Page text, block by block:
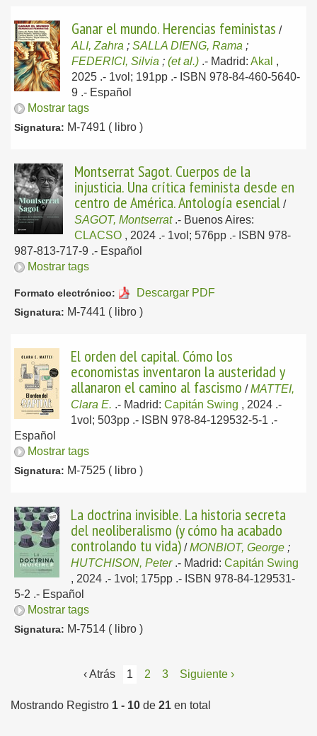
Ganar el mundo. Herencias feministas /
ALI, Zahra ; SALLA DIENG, Rama ;
FEDERICI, Silvia ; (et al.) .- Madrid: Akal ,
2025 .- 1vol; 191pp .- ISBN 978-84-460-5640-
9 .- Español
Mostrar tags
Signatura: M-7491 ( libro )
Montserrat Sagot. Cuerpos de la
injusticia. Una crítica feminista desde en
centro de América. Antología esencial /
SAGOT, Montserrat .- Buenos Aires:
CLACSO , 2024 .- 1vol; 576pp .- ISBN 978-
987-813-717-9 .- Español
Mostrar tags
Formato electrónico: Descargar PDF
Signatura: M-7441 ( libro )
El orden del capital. Cómo los
economistas inventaron la austeridad y
allanaron el camino al fascismo /MATTEI,
Clara E. .- Madrid: Capitán Swing , 2024 .-
1vol; 503pp .- ISBN 978-84-129532-5-1 .-
Español
Mostrar tags
Signatura: M-7525 ( libro )
La doctrina invisible. La historia secreta
del neoliberalismo (y cómo ha acabado
controlando tu vida) /MONBIOT, George ;
HUTCHISON, Peter .- Madrid: Capitán Swing
, 2024 .- 1vol; 175pp .- ISBN 978-84-129531-
5-2 .- Español
Mostrar tags
Signatura: M-7514 ( libro )
‹ Atrás 1 2 3 Siguiente ›
Mostrando Registro 1 - 10 de 21 en total